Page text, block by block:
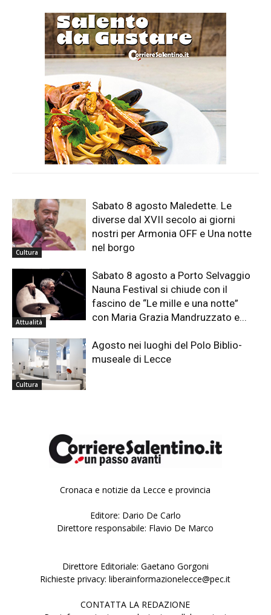
Cultura
Sabato 8 agosto Maledette. Le
diverse dal XVII secolo ai giorni
nostri per Armonia OFF e Una notte
nel borgo
Attualità
Sabato 8 agosto a Porto Selvaggio
Nauna Festival si chiude con il
fascino de “Le mille e una notte”
con Maria Grazia Mandruzzato e...
Cultura
Agosto nei luoghi del Polo Biblio-
museale di Lecce
Cronaca e notizie da Lecce e provincia
Editore: Dario De Carlo
Direttore responsabile: Flavio De Marco
Direttore Editoriale: Gaetano Gorgoni
Richieste privacy: liberainformazionelecce@pec.it
CONTATTA LA REDAZIONE